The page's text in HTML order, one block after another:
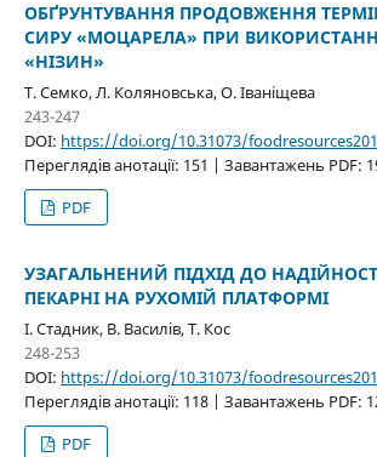
ОБҐРУНТУВАННЯ ПРОДОВЖЕННЯ
СИРУ «МОЦАРЕЛА» ПРИ
«НІЗИН»
Т. Семко, Л. Коляновська, О. Іваніщева
243-247
DOI: https://doi.org/10.31073/
Переглядів анотації: 151 | Завантажень PDF:
PDF
УЗАГАЛЬНЕНИЙ ПІДХІД ДО
ПЕКАРНІ НА РУХОМІЙ ПЛАТФОРМІ
І. Стадник, В. Василів, Т. Кос
248-253
DOI: https://doi.org/10.31073/
Переглядів анотації: 118 | Завантажень PDF:
PDF